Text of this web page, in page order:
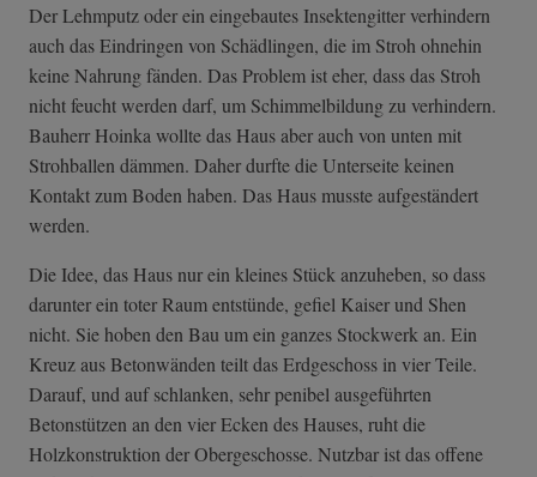
Der Lehmputz oder ein eingebautes Insektengitter verhindern
auch das Eindringen von Schädlingen, die im Stroh ohnehin
keine Nahrung fänden. Das Problem ist eher, dass das Stroh
nicht feucht werden darf, um Schimmelbildung zu verhindern.
Bauherr Hoinka wollte das Haus aber auch von unten mit
Strohballen dämmen. Daher durfte die Unterseite keinen
Kontakt zum Boden haben. Das Haus musste aufgeständert
werden.
Die Idee, das Haus nur ein kleines Stück anzuheben, so dass
darunter ein toter Raum entstünde, gefiel Kaiser und Shen
nicht. Sie hoben den Bau um ein ganzes Stockwerk an. Ein
Kreuz aus Betonwänden teilt das Erdgeschoss in vier Teile.
Darauf, und auf schlanken, sehr penibel ausgeführten
Betonstützen an den vier Ecken des Hauses, ruht die
Holzkonstruktion der Obergeschosse. Nutzbar ist das offene